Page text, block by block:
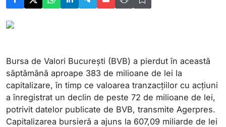
Bursa de Valori Bucureşti (BVB) a pierdut în această
săptămână aproape 383 de milioane de lei la
capitalizare, în timp ce valoarea tranzacţiilor cu acţiuni
a înregistrat un declin de peste 72 de milioane de lei,
potrivit datelor publicate de BVB, transmite Agerpres.
Capitalizarea bursieră a ajuns la 607,09 miliarde de lei